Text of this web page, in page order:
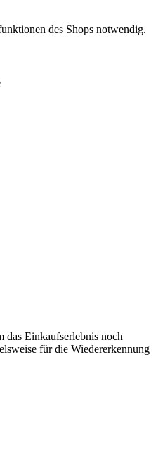
des Shops notwendig.
das Einkaufserlebnis noch
für die Wiedererkennung